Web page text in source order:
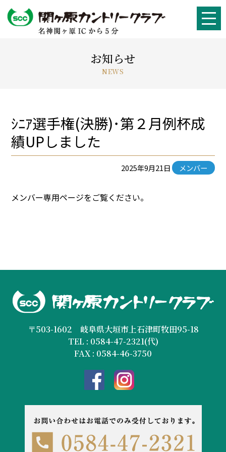
お知らせ
NEWS
ｼﾆｱ選手権(決勝)･第２月例杯成
績UPしました
2025年9月21日 メンバー
メンバー専用ページをご覧ください。
〒503-1602 岐阜県大垣市上石津町牧田95-18
TEL : 0584-47-2321(代)
FAX : 0584-46-3750